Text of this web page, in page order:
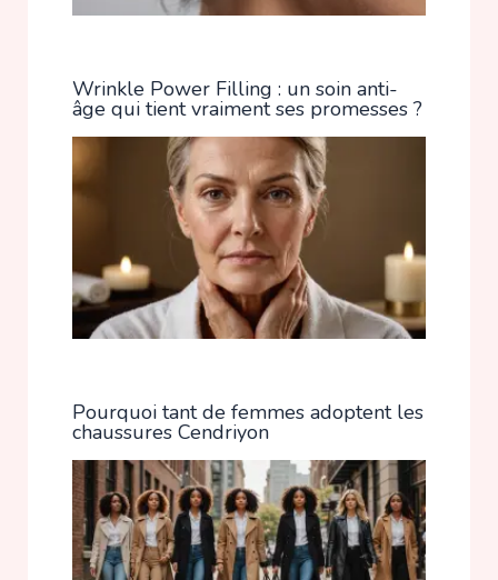
Wrinkle Power Filling : un soin anti-
âge qui tient vraiment ses promesses ?
Pourquoi tant de femmes adoptent les
chaussures Cendriyon